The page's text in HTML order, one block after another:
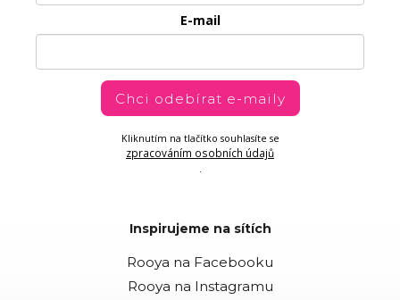
E-mail
Chci odebírat e-maily
Kliknutím na tlačítko souhlasíte se
zpracováním osobních údajů
.
Inspirujeme na sítích
Rooya na Facebooku
Rooya na Instagramu